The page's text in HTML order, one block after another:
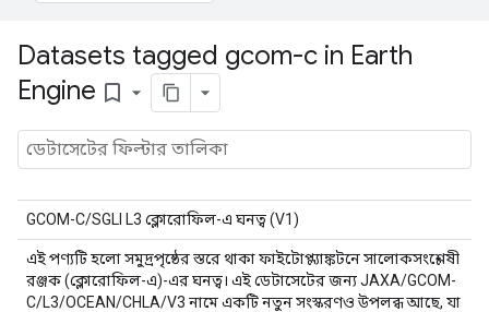
Datasets tagged gcom-c in Earth
Engine bookmark_border
GCOM-C/SGLI L3 ক্লোরোফিল-এ ঘনত্ব (V1)
এই পণ্যটি হলো সমুদ্রপৃষ্ঠের স্তরে থাকা ফাইটোপ্ল্যাঙ্কটনে সালোকসংশ্লেষী
রঞ্জক (ক্লোরোফিল-এ)-এর ঘনত্ব। এই ডেটাসেটের জন্য JAXA/GCOM-
C/L3/OCEAN/CHLA/V3 নামে একটি নতুন সংস্করণও উপলব্ধ আছে, যা